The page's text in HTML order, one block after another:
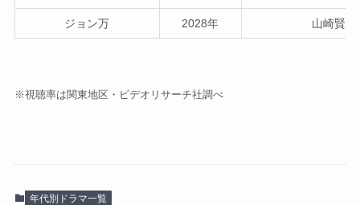
ジョン万 2028年 山崎賢人
※視聴率は関東地区・ビデオリサーチ社調べ
年代別ドラマ一覧